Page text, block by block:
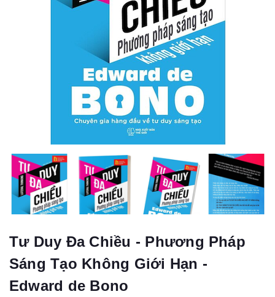
Tư Duy Đa Chiều - Phương Pháp
Sáng Tạo Không Giới Hạn -
Edward de Bono